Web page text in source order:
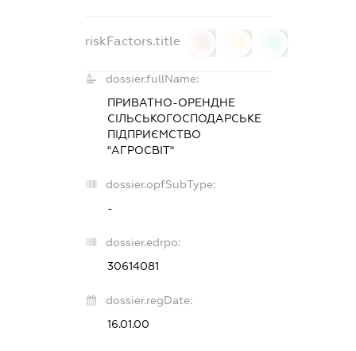
riskFactors.title
dossier.fullName:
ПРИВАТНО-ОРЕНДНЕ
СІЛЬСЬКОГОСПОДАРСЬКЕ
ПІДПРИЄМСТВО
"АГРОСВІТ"
dossier.opfSubType:
-
dossier.edrpo:
30614081
dossier.regDate:
16.01.00